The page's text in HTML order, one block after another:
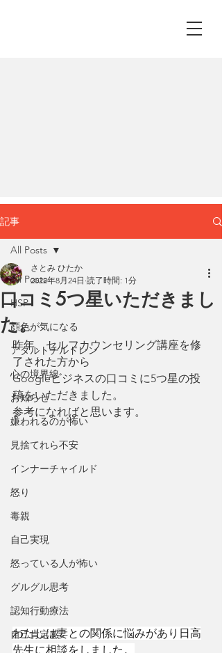
記事
All Posts
HSP
顔色が気になる
アダルトチルドレン
心の境界線
お知らせ
嫌われるのが怖い
見捨てれら不安
インナーチャイルド
怒り
毒親
自己実現
怒っている人が怖い
グルグル思考
認知行動療法
自己肯定感
All Posts
口コミ5つ星いただきまし
た。
さとみ ひたか
2022年8月24日 読了時間: 1分
昨年、セルフカウンセリング講座を修
了された方から
Googleビジネスの口コミに5つ星の投
稿をいただきました。
参考になればと思います。
わたしは妻との関係に悩みがあり日高
先生に相談をしました。